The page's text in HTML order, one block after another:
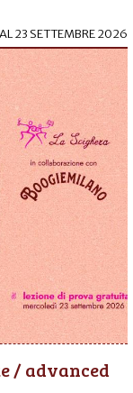
23 SETTEMBRE 2026
/ advanced